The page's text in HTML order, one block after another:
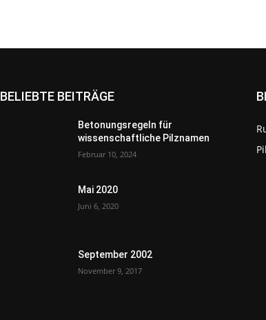
BELIEBTE BEITRÄGE
Betonungsregeln für
wissenschaftliche Pilznamen
Februar 10, 2024
Mai 2020
Juni 6, 2020
September 2002
November 9, 2017